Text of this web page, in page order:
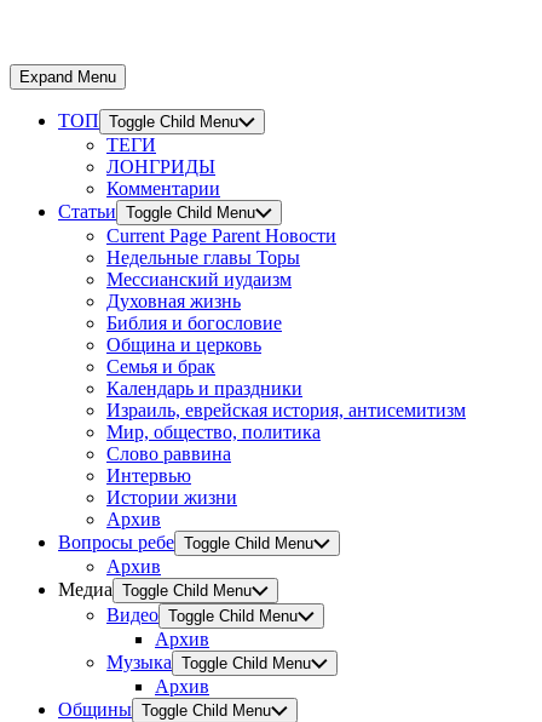
Expand Menu
ТОП Toggle Child Menu
ТЕГИ
ЛОНГРИДЫ
Комментарии
Статьи Toggle Child Menu
Current Page Parent Новости
Недельные главы Торы
Мессианский иудаизм
Духовная жизнь
Библия и богословие
Община и церковь
Семья и брак
Календарь и праздники
Израиль, еврейская история, антисемитизм
Мир, общество, политика
Слово раввина
Интервью
Истории жизни
Архив
Вопросы ребе Toggle Child Menu
Архив
Медиа Toggle Child Menu
Видео Toggle Child Menu
Архив
Музыка Toggle Child Menu
Архив
Общины Toggle Child Menu